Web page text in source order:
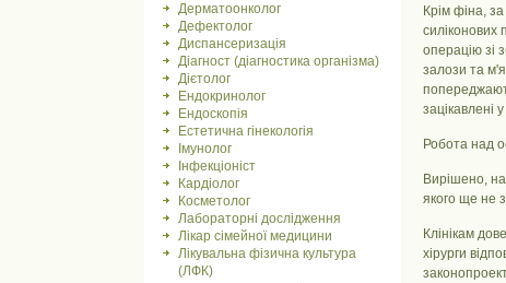
Дерматоонколог
Дефектолог
Диспансеризація
Діагност (діагностика організма)
Дієтолог
Ендокринолог
Ендоскопія
Естетична гінекологія
Імунолог
Інфекціоніст
Кардіолог
Косметолог
Лабораторні дослідження
Лікар сімейної медицини
Лікувальна фізична культура
(ЛФК)
Крім фіна,
силіконових
операцію зі
залози та
зацікавлені
Робота над
Вирішено,
якого ще не
Клінікам
хірурги